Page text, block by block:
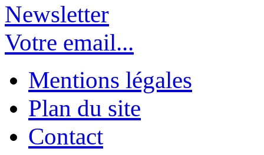
Newsletter
Votre email...
Mentions légales
Plan du site
Contact